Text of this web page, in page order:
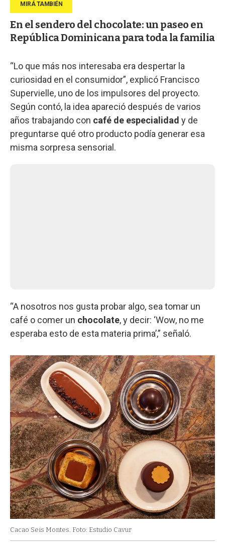
En el sendero del chocolate: un paseo en
República Dominicana para toda la familia
“Lo que más nos interesaba era despertar la
curiosidad en el consumidor”, explicó Francisco
Supervielle, uno de los impulsores del proyecto.
Según contó, la idea apareció después de varios
años trabajando con café de especialidad y de
preguntarse qué otro producto podía generar esa
misma sorpresa sensorial.
“A nosotros nos gusta probar algo, sea tomar un
café o comer un chocolate, y decir: ‘Wow, no me
esperaba esto de esta materia prima’,” señaló.
Cacao Seis Montes. Foto: Estudio Cavur